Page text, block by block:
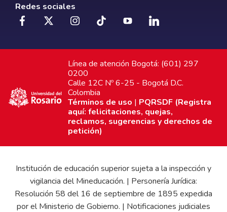
Redes sociales
Línea de atención Bogotá: (601) 297
0200
Calle 12C Nº 6-25 - Bogotá D.C.
Colombia
Términos de uso | PQRSDF (Registra
aquí: felicitaciones, quejas,
reclamos, sugerencias y derechos de
petición)
Institución de educación superior sujeta a la inspección y
vigilancia del Mineducación. | Personería Jurídica:
Resolución 58 del 16 de septiembre de 1895 expedida
por el Ministerio de Gobierno. | Notificaciones judiciales